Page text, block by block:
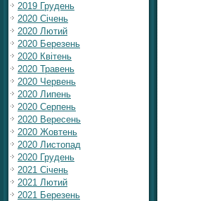
2019 Грудень
2020 Січень
2020 Лютий
2020 Березень
2020 Квітень
2020 Травень
2020 Червень
2020 Липень
2020 Серпень
2020 Вересень
2020 Жовтень
2020 Листопад
2020 Грудень
2021 Січень
2021 Лютий
2021 Березень